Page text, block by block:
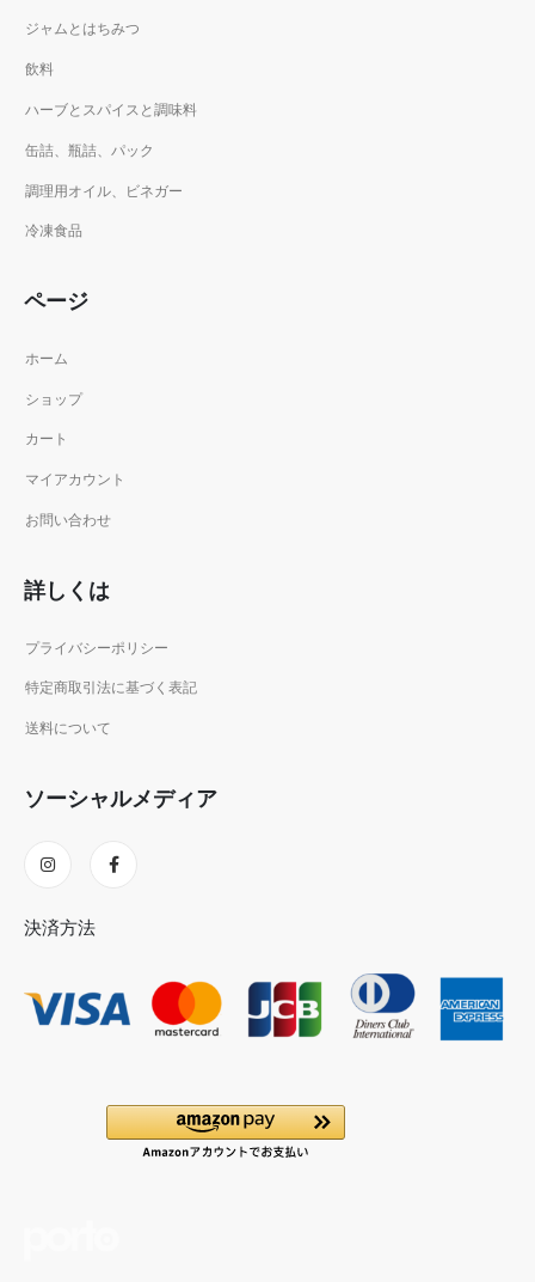
ジャムとはちみつ
飲料
ハーブとスパイスと調味料
缶詰、瓶詰、パック
調理用オイル、ビネガー
冷凍食品
ページ
ホーム
ショップ
カート
マイアカウント
お問い合わせ
詳しくは
プライバシーポリシー
特定商取引法に基づく表記
送料について
ソーシャルメディア
決済方法